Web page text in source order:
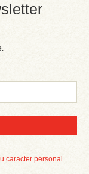
caracter personal